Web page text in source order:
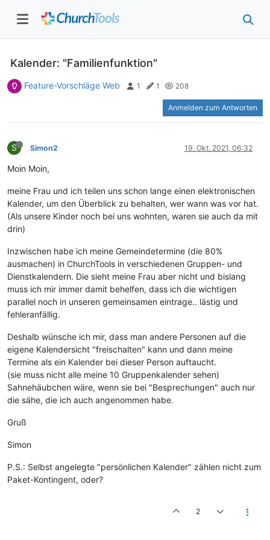
Kalender: "Familienfunktion"
Feature-Vorschläge Web 1 1 208
Anmelden zum Antworten
S Simon2 19. Okt. 2021, 06:32
Moin Moin,
meine Frau und ich teilen uns schon lange einen elektronischen
Kalender, um den Überblick zu behalten, wer wann was vor hat.
(Als unsere Kinder noch bei uns wohnten, waren sie auch da mit
drin)
Inzwischen habe ich meine Gemeindetermine (die 80%
ausmachen) in ChurchTools in verschiedenen Gruppen- und
Dienstkalendern. Die sieht meine Frau aber nicht und bislang
muss ich mir immer damit behelfen, dass ich die wichtigen
parallel noch in unseren gemeinsamen eintrage.. lästig und
fehleranfällig.
Deshalb wünsche ich mir, dass man andere Personen auf die
eigene Kalendersicht "freischalten" kann und dann meine
Termine als ein Kalender bei dieser Person auftaucht.
(sie muss nicht alle meine 10 Gruppenkalender sehen)
Sahnehäubchen wäre, wenn sie bei "Besprechungen" auch nur
die sähe, die ich auch angenommen habe.
Gruß
Simon
P.S.: Selbst angelegte "persönlichen Kalender" zählen nicht zum
Paket-Kontingent, oder?
2